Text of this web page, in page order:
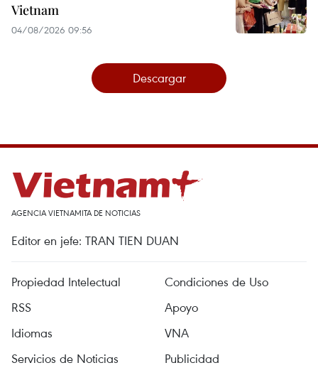
Vietnam
04/08/2026 09:56
Descargar
AGENCIA VIETNAMITA DE NOTICIAS
Editor en jefe: TRAN TIEN DUAN
Propiedad Intelectual
Condiciones de Uso
RSS
Apoyo
Idiomas
VNA
Servicios de Noticias
Publicidad